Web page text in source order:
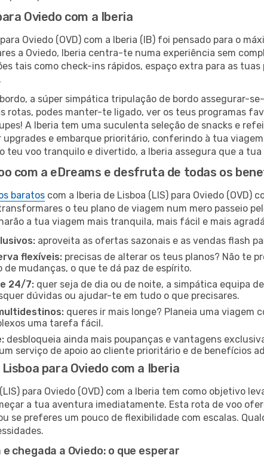
Oviedo com a Iberia
Oviedo (OVD) com a Iberia (IB) foi pensado para o
a Oviedo, Iberia centra-te numa experiência sem
tais como check-ins rápidos, espaço extra para as
a súper simpática tripulação de bordo assegurar-
rotas, podes manter-te ligado, ver os teus programas
A Iberia tem uma suculenta seleção de snacks e
upgrades e embarque prioritário, conferindo à tua
teu voo tranquilo e divertido, a Iberia assegura que a
com a eDreams e desfruta de todas os
baratos com a Iberia de Lisboa (LIS) para Oviedo
o teu plano de viagem num mero passeio
a tua viagem mais tranquila, mais fácil e mais
aproveita as ofertas sazonais e as vendas flash
flexíveis: precisas de alterar os teus planos? Não te
de mudanças, o que te dá paz de espírito.
24/7: quer seja de dia ou de noite, a simpática equipa
dúvidas ou ajudar-te em tudo o que precisares.
queres ir mais longe? Planeia uma viagem
uma tarefa fácil.
desbloqueia ainda mais poupanças e vantagens
serviço de apoio ao cliente prioritário e de benefícios
para Oviedo com a Iberia
para Oviedo (OVD) com a Iberia tem como objetivo
a tua aventura imediatamente. Esta rota de voo
se preferes um pouco de flexibilidade com escalas.
chegada a Oviedo: o que esperar